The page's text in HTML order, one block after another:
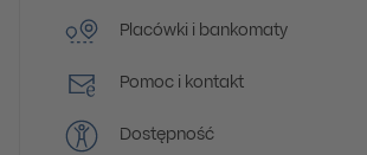
Placówki i bankomaty
Pomoc i kontakt
Dostępność